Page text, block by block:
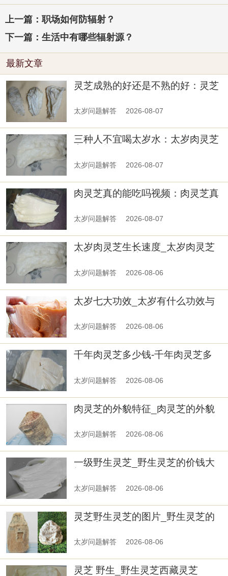
上一篇：职场如何防辐射？
下一篇：生活中有哪些辐射源？
最新文章
灵芝成熟的好还是不熟的好：灵芝
太岁问题解答 2026-08-07
三种人不宜喝太岁水：太岁肉灵芝
太岁问题解答 2026-08-07
肉灵芝真的能吃吗视频：肉灵芝真
太岁问题解答 2026-08-07
太岁肉灵芝生长速度_太岁肉灵芝
太岁问题解答 2026-08-06
太岁七大功效_太岁有什么功效与
太岁问题解答 2026-08-06
千年肉灵芝多少钱-千年肉灵芝多
太岁问题解答 2026-08-06
肉灵芝的外貌特征_肉灵芝的外貌
太岁问题解答 2026-08-06
一级野生灵芝_野生灵芝的价钱大
太岁问题解答 2026-08-06
灵芝野生灵芝的图片_野生灵芝的
太岁问题解答 2026-08-06
灵芝 野生_野生灵芝西藏灵芝